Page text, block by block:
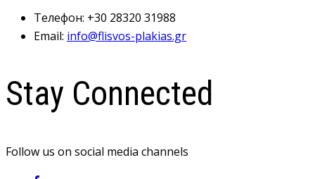
Телефон: +30 28320 31988
Email: info@flisvos-plakias.gr
Stay Connected
Follow us on social media channels